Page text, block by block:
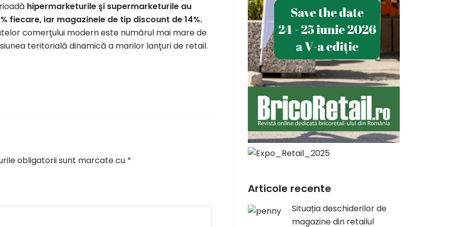
hipermarketurile şi supermarketurile au
fiecare, iar magazinele de tip discount de 14%.
comerţului modern este numărul mai mare de
teritorială dinamică a marilor lanţuri de retail.
obligatorii sunt marcate cu *
Articole recente
Situația deschiderilor de
magazine din retailul